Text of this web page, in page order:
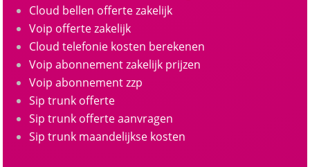
Cloud bellen offerte zakelijk
Voip offerte zakelijk
Cloud telefonie kosten berekenen
Voip abonnement zakelijk prijzen
Voip abonnement zzp
Sip trunk offerte
Sip trunk offerte aanvragen
Sip trunk maandelijkse kosten